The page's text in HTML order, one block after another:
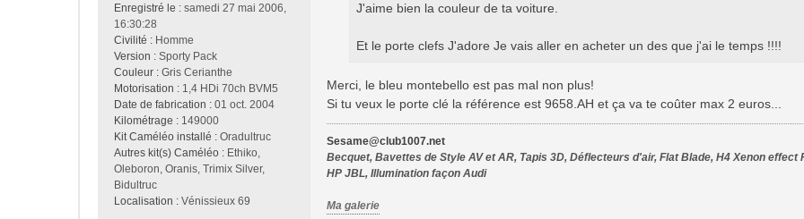
Enregistré le : samedi 27 mai 2006,
16:30:28
Civilité : Homme
Version : Sporty Pack
Couleur : Gris Cerianthe
Motorisation : 1,4 HDi 70ch BVM5
Date de fabrication : 01 oct. 2004
Kilométrage : 149000
Kit Caméléo installé : Oradultruc
Autres kit(s) Caméléo : Ethiko,
Oleboron, Oranis, Trimix Silver,
Bidultruc
Localisation : Vénissieux 69
J'aime bien la couleur de ta voiture.
Et le porte clefs J'adore Je vais aller en acheter un des que j'ai le temps !!!!
Merci, le bleu montebello est pas mal non plus!
Si tu veux le porte clé la référence est 9658.AH et ça va te coûter max 2 euros...
Sesame@club1007.net
Becquet, Bavettes de Style AV et AR, Tapis 3D, Déflecteurs d'air, Flat Blade, H4 Xenon effect
HP JBL, Illumination façon Audi
Ma galerie